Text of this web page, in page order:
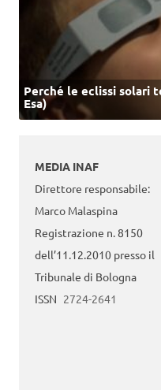
Perché le eclissi solari
Esa)
MEDIA INAF
Direttore responsabile:
Marco Malaspina
Registrazione n. 8150
dell’11.12.2010 presso il
Tribunale di Bologna
ISSN 2724-2641